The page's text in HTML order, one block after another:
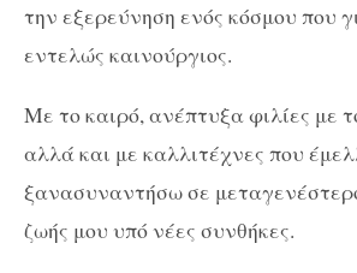
την εξερεύνηση ενός κόσμου που
εντελώς καινούργιος.
Με το καιρό, ανέπτυξα φιλίες με
αλλά και με καλλιτέχνες που
ξανασυναντήσω σε
ζωής μου υπό νέες συνθήκες.